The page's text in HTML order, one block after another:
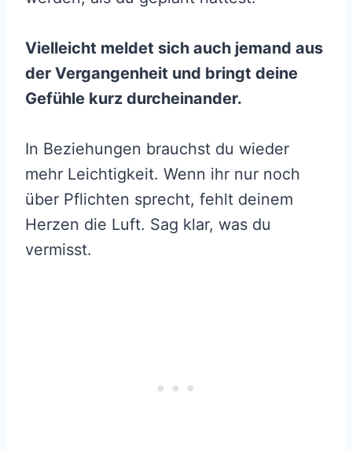
Vielleicht meldet sich auch jemand aus
der Vergangenheit und bringt deine
Gefühle kurz durcheinander.
In Beziehungen brauchst du wieder
mehr Leichtigkeit. Wenn ihr nur noch
über Pflichten sprecht, fehlt deinem
Herzen die Luft. Sag klar, was du
vermisst.